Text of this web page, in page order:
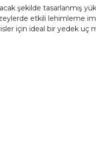
şekilde tasarlanmış
etkili lehimleme
için ideal bir yedek uç